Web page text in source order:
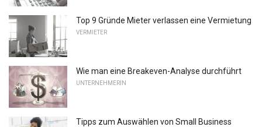
Top 9 Gründe Mieter verlassen eine Vermietung
VERMIETER
Wie man eine Breakeven-Analyse durchführt
UNTERNEHMERIN
Tipps zum Auswählen von Small Business